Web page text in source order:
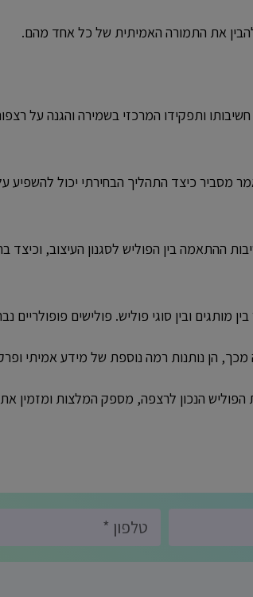
להבין את התמורה האמיתית של כל אחד מהם.
ותפקידו המרכזי בשמירה והגנה על
מסביר כיצד התהליך הבחירתי יכול
בין הפוליש לסגנון העיצוב, וכיצד
ובין סוגי פוליש. פולישים פופולריים
מכך, הן נותנות רמה נוספת של מידע אמיתי
הנכון לרצפה, מספק המלצות